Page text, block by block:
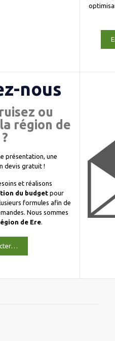
nous
ou
région de
présentation, une
devis gratuit !
et réalisons
du budgetpour
formules afin de
Nous sommes
de Ere.